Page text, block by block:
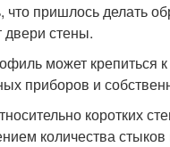
что пришлось делать
двери стены.
может крепиться
приборов и
коротких
количества